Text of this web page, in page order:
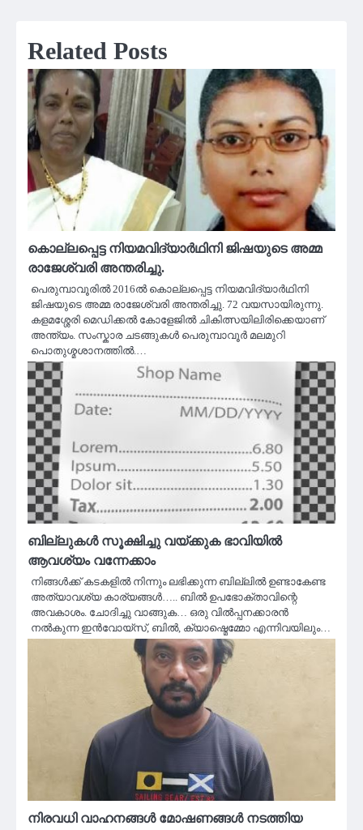
Related Posts
കൊല്ലപ്പെട്ട നിയമവിദ്യാർഥിനി ജിഷയുടെ അമ്മ
രാജേശ്വരി അന്തരിച്ചു.
പെരുമ്പാവൂരിൽ 2016ൽ കൊല്ലപ്പെട്ട നിയമവിദ്യാർഥിനി
ജിഷയുടെ അമ്മ രാജേശ്വരി അന്തരിച്ചു. 72 വയസായിരുന്നു.
കളമശ്ശേരി മെഡിക്കൽ കോളേജിൽ ചികിത്സയിലിരിക്കെയാണ്
അന്ത്യം. സംസ്കാര ചടങ്ങുകൾ പെരുമ്പാവൂർ മലമുറി
പൊതുശ്മശാനത്തിൽ.…
ബില്ലുകൾ സൂക്ഷിച്ചു വയ്ക്കുക ഭാവിയിൽ
ആവശ്യം വന്നേക്കാം
നിങ്ങൾക്ക് കടകളിൽ നിന്നും ലഭിക്കുന്ന ബില്ലിൽ ഉണ്ടാകേണ്ട
അത്യാവശ്യ കാര്യങ്ങൾ….. ബിൽ ഉപഭോക്താവിന്റെ
അവകാശം. ചോദിച്ചു വാങ്ങുക… ഒരു വിൽപ്പനക്കാരൻ
നൽകുന്ന ഇൻവോയ്‌സ്‌, ബിൽ, ക്യാഷ്മെമ്മോ എന്നിവയിലും…
നിരവധി വാഹനങ്ങൾ മോഷണങ്ങൾ നടത്തിയ